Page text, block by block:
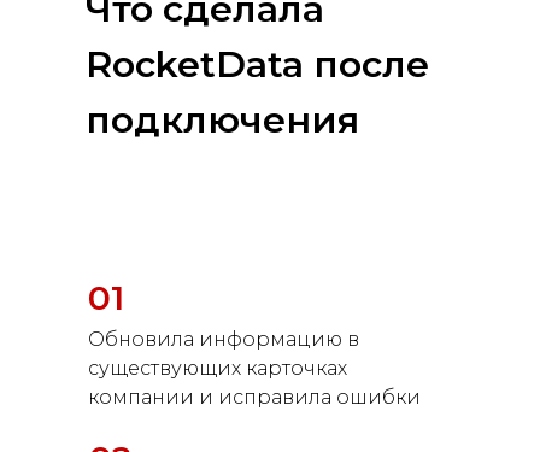
Что сделала
RocketData после
подключения
Обновила информацию в
существующих карточках
компании и исправила ошибки
01